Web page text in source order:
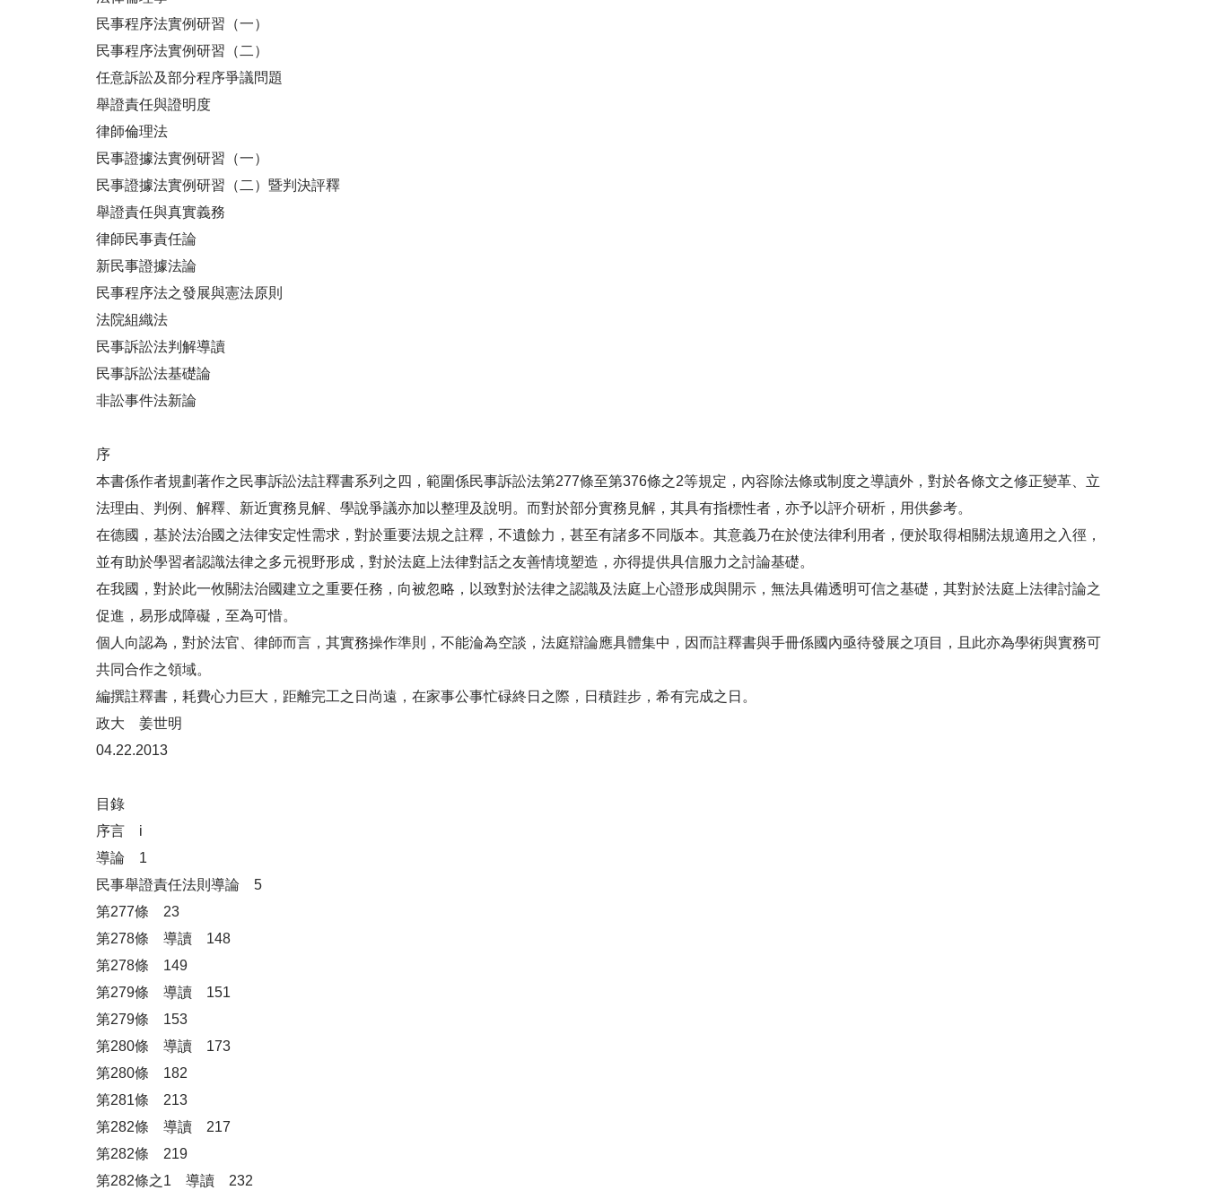
民事程序法實例研習（一）
民事程序法實例研習（二）
任意訴訟及部分程序爭議問題
舉證責任與證明度
律師倫理法
民事證據法實例研習（一）
民事證據法實例研習（二）暨判決評釋
舉證責任與真實義務
律師民事責任論
新民事證據法論
民事程序法之發展與憲法原則
法院組織法
民事訴訟法判解導讀
民事訴訟法基礎論
非訟事件法新論
序
本書係作者規劃著作之民事訴訟法註釋書系列之四，範圍係民事訴訟法第277條至第376條之2等規定，內容除法條或制度之導讀外，對於各條文之修正變革、立
法理由、判例、解釋、新近實務見解、學說爭議亦加以整理及說明。而對於部分實務見解，其具有指標性者，亦予以評介研析，用供參考。
在德國，基於法治國之法律安定性需求，對於重要法規之註釋，不遺餘力，甚至有諸多不同版本。其意義乃在於使法律利用者，便於取得相關法規適用之入徑，
並有助於學習者認識法律之多元視野形成，對於法庭上法律對話之友善情境塑造，亦得提供具信服力之討論基礎。
在我國，對於此一攸關法治國建立之重要任務，向被忽略，以致對於法律之認識及法庭上心證形成與開示，無法具備透明可信之基礎，其對於法庭上法律討論之
促進，易形成障礙，至為可惜。
個人向認為，對於法官、律師而言，其實務操作準則，不能淪為空談，法庭辯論應具體集中，因而註釋書與手冊係國內亟待發展之項目，且此亦為學術與實務可
共同合作之領域。
編撰註釋書，耗費心力巨大，距離完工之日尚遠，在家事公事忙碌終日之際，日積跬步，希有完成之日。
政大 姜世明
04.22.2013
目錄
序言 i
導論 1
民事舉證責任法則導論 5
第277條 23
第278條 導讀 148
第278條 149
第279條 導讀 151
第279條 153
第280條 導讀 173
第280條 182
第281條 213
第282條 導讀 217
第282條 219
第282條之1 導讀 232